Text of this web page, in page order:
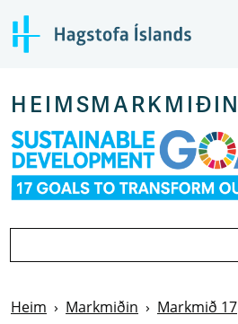
HEIMSMARKMIÐIN
Heim Markmiðin Markmið 17